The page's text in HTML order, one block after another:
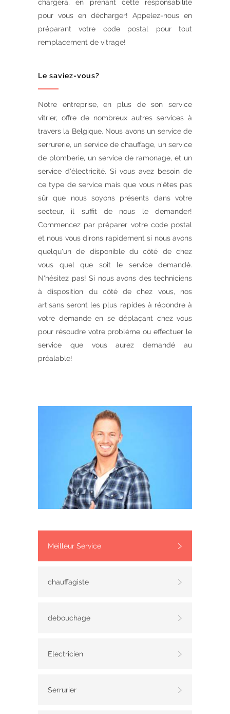
chargera, en prenant cette responsabilité
pour vous en décharger! Appelez-nous en
préparant votre code postal pour tout
remplacement de vitrage!
Le saviez-vous?
Notre entreprise, en plus de son service
vitrier, offre de nombreux autres services à
travers la Belgique. Nous avons un service de
serrurerie, un service de chauffage, un service
de plomberie, un service de ramonage, et un
service d'électricité. Si vous avez besoin de
ce type de service mais que vous n'êtes pas
sûr que nous soyons présents dans votre
secteur, il suffit de nous le demander!
Commencez par préparer votre code postal
et nous vous dirons rapidement si nous avons
quelqu'un de disponible du côté de chez
vous quel que soit le service demandé.
N'hésitez pas! Si nous avons des techniciens
à disposition du côté de chez vous, nos
artisans seront les plus rapides à répondre à
votre demande en se déplaçant chez vous
pour résoudre votre problème ou effectuer le
service que vous aurez demandé au
préalable!
Meilleur Service
chauffagiste
debouchage
Electricien
Serrurier